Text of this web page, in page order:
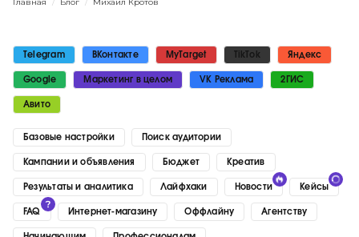
Telegram ВКонтакте MyTarget TikTok Яндекс
Google Маркетинг в целом VK Реклама 2ГИС
Авито
Базовые настройки Поиск аудитории
Кампании и объявления Бюджет Креатив
Результаты и аналитика Лайфхаки Новости Кейсы
FAQ Интернет-магазину Оффлайну Агентству